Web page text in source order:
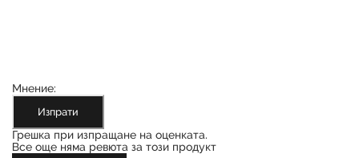
Мнение:
Изпрати
Грешка при изпращане на оценката.
Все още няма ревюта за този продукт